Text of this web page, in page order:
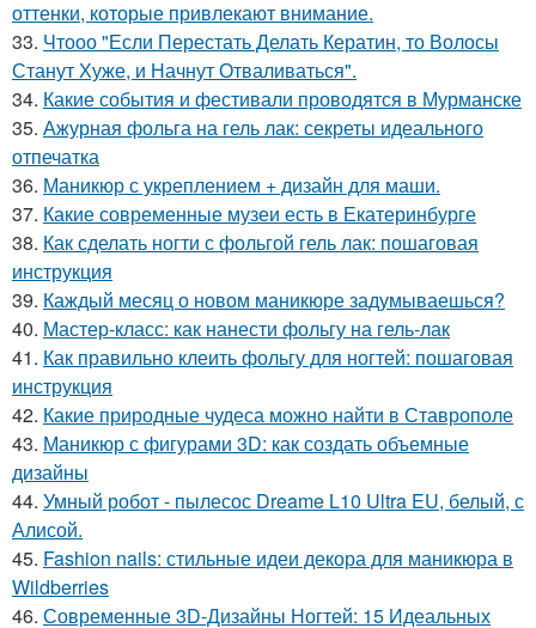
оттенки, которые привлекают внимание.
33. Чтооо "Если Перестать Делать Кератин, то Волосы
Станут Хуже, и Начнут Отваливаться".
34. Какие события и фестивали проводятся в Мурманске
35. Ажурная фольга на гель лак: секреты идеального
отпечатка
36. Маникюр с укреплением + дизайн для маши.
37. Какие современные музеи есть в Екатеринбурге
38. Как сделать ногти с фольгой гель лак: пошаговая
инструкция
39. Каждый месяц о новом маникюре задумываешься?
40. Мастер-класс: как нанести фольгу на гель-лак
41. Как правильно клеить фольгу для ногтей: пошаговая
инструкция
42. Какие природные чудеса можно найти в Ставрополе
43. Маникюр с фигурами 3D: как создать объемные
дизайны
44. Умный робот - пылесос Dreame L10 Ultra EU, белый, с
Алисой.
45. Fashion nails: стильные идеи декора для маникюра в
Wildberries
46. Современные 3D-Дизайны Ногтей: 15 Идеальных